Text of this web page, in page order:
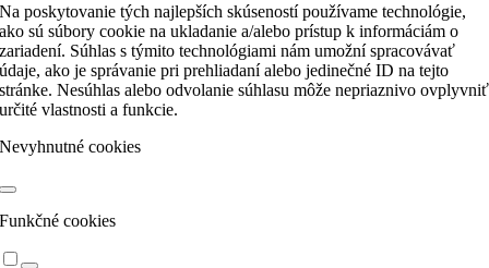
Na poskytovanie tých najlepších skúseností používame technológie,
ako sú súbory cookie na ukladanie a/alebo prístup k informáciám o
zariadení. Súhlas s týmito technológiami nám umožní spracovávať
údaje, ako je správanie pri prehliadaní alebo jedinečné ID na tejto
stránke. Nesúhlas alebo odvolanie súhlasu môže nepriaznivo ovplyvniť
určité vlastnosti a funkcie.
Nevyhnutné cookies
Funkčné cookies